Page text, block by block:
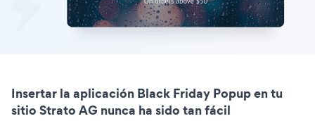
Insertar la aplicación Black Friday Popup en tu
sitio Strato AG nunca ha sido tan fácil